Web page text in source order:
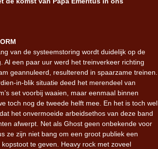
van de systeemstoring wordt duidelijk op de
Al een paar uur werd het treinverkeer richting
geannuleerd, resulterend in spaarzame treinen.
in-blik situatie deed het merendeel van
set voorbij waaien, maar eenmaal binnen
toch nog de tweede helft mee. En het is toch wel
het onvermoeide arbeidsethos van deze band
afwerpt. Net als Ghost geen onbekende voor
ze zijn niet bang om een groot publiek een
kopstoot te geven. Heavy rock met zoveel